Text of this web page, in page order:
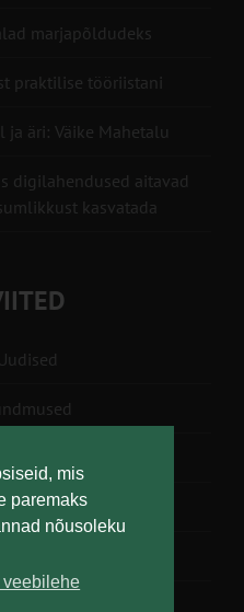
mis
paremaks
nõusoleku
veebilehe
marjapõldudeks
praktilise tööriistani
äri: Väike Mahetalu
digilahendused aitavad
kasvatada
Uudised